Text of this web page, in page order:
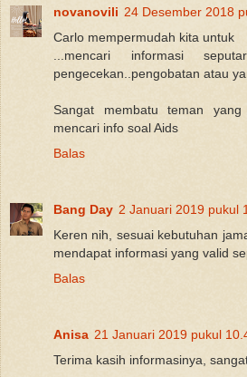
novanovili 24 Desember 2018
Carlo mempermudah kita untuk
...mencari informasi
pengecekan..pengobatan atau
Sangat membatu teman
mencari info soal Aids
Balas
Bang Day 2 Januari 2019 pukul
Keren nih, sesuai kebutuhan
mendapat informasi yang valid
Balas
Anisa 21 Januari 2019 pukul
Terima kasih informasinya,